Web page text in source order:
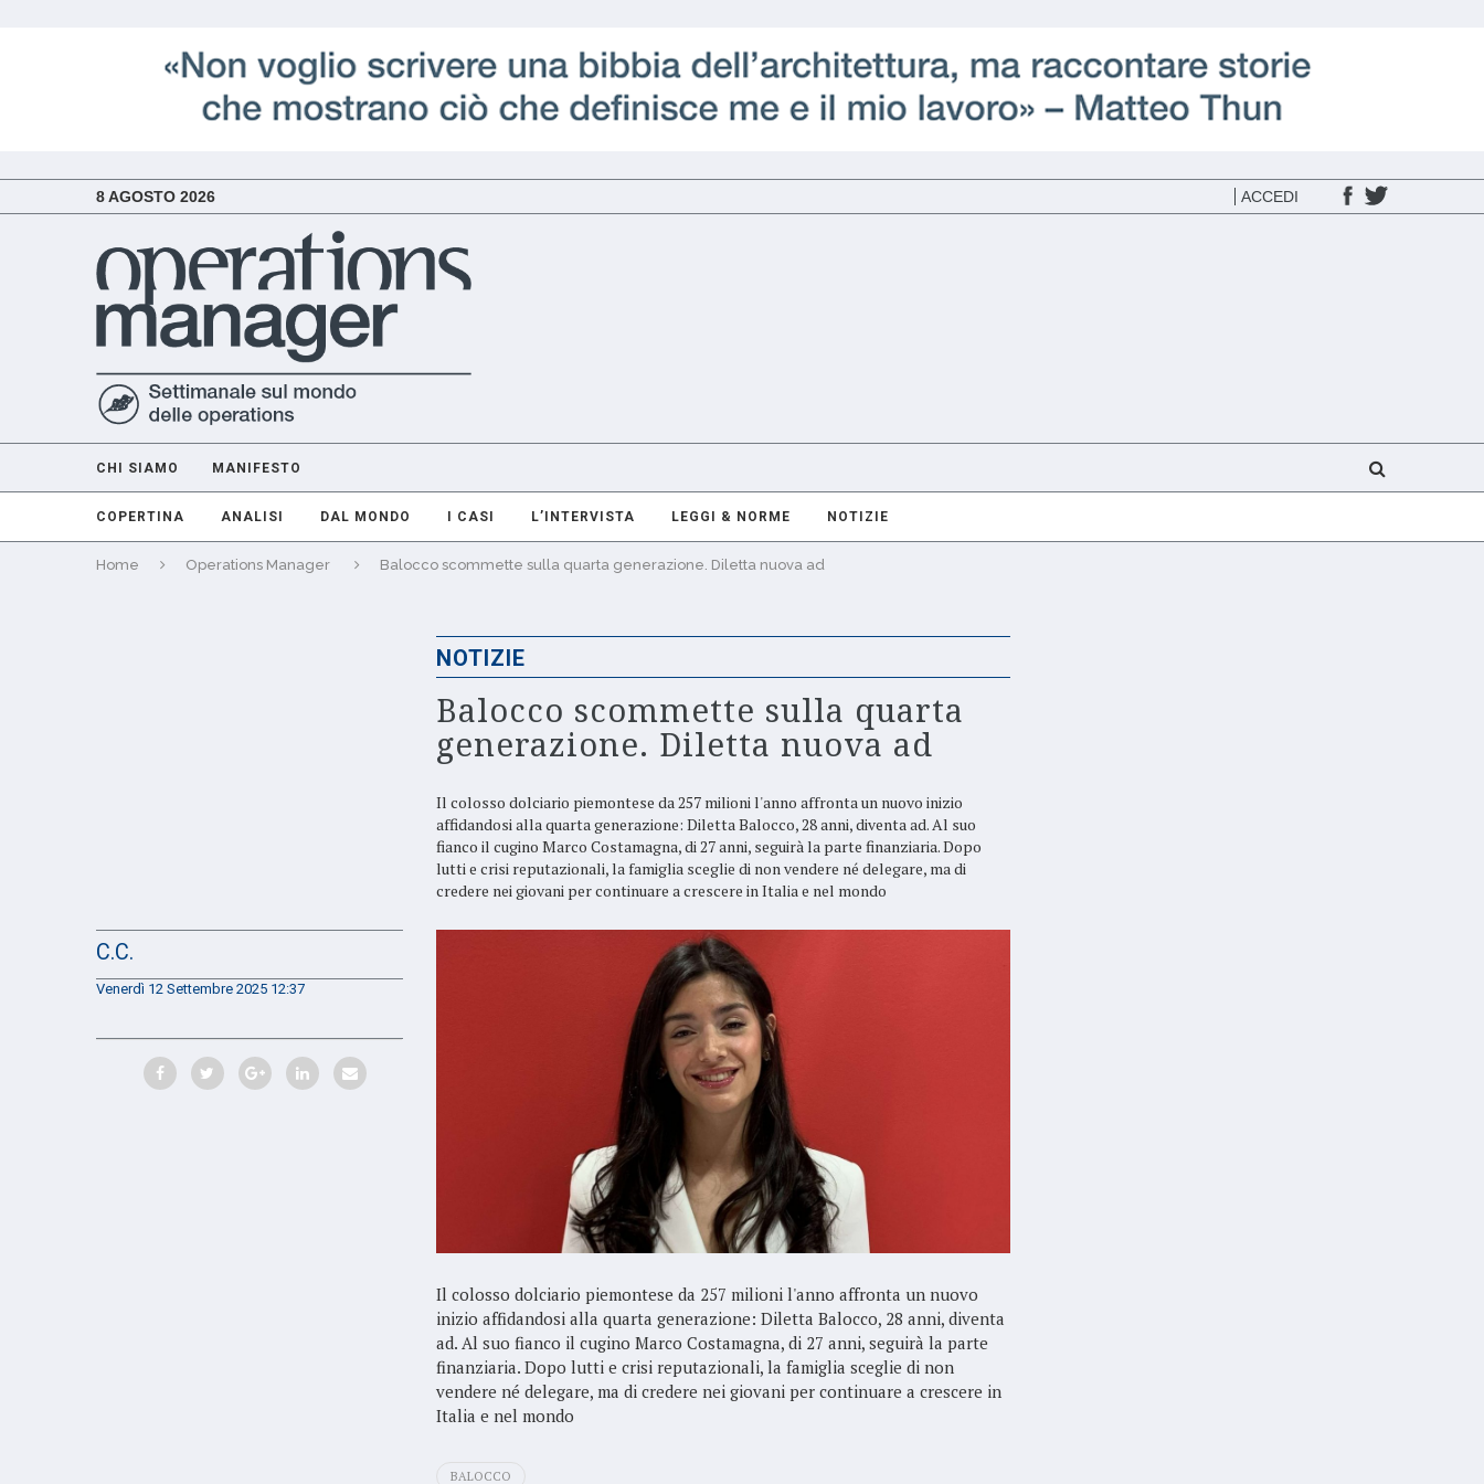
8 AGOSTO 2026 ACCEDI
CHI SIAMO MANIFESTO
COPERTINA ANALISI DAL MONDO I CASI L’INTERVISTA LEGGI & NORME NOTIZIE
Home Operations Manager Balocco scommette sulla quarta generazione. Diletta nuova ad
NOTIZIE
Balocco scommette sulla quarta
generazione. Diletta nuova ad
Il colosso dolciario piemontese da 257 milioni l'anno affronta un nuovo inizio
affidandosi alla quarta generazione: Diletta Balocco, 28 anni, diventa ad. Al suo
fianco il cugino Marco Costamagna, di 27 anni, seguirà la parte finanziaria. Dopo
lutti e crisi reputazionali, la famiglia sceglie di non vendere né delegare, ma di
credere nei giovani per continuare a crescere in Italia e nel mondo
C.C.
Venerdì 12 Settembre 2025 12:37
Il colosso dolciario piemontese da 257 milioni l'anno affronta un nuovo
inizio affidandosi alla quarta generazione: Diletta Balocco, 28 anni, diventa
ad. Al suo fianco il cugino Marco Costamagna, di 27 anni, seguirà la parte
finanziaria. Dopo lutti e crisi reputazionali, la famiglia sceglie di non
vendere né delegare, ma di credere nei giovani per continuare a crescere in
Italia e nel mondo
BALOCCO